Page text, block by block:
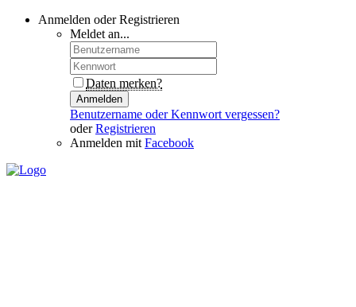
Anmelden oder Registrieren
Meldet an...
Daten merken?
Anmelden
Benutzername oder Kennwort vergessen?
oderRegistrieren
Anmelden mit Facebook